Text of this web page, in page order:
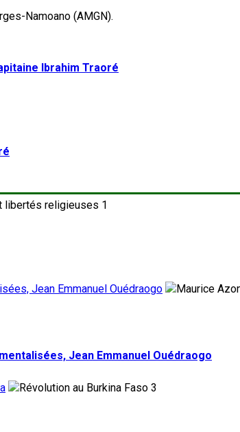
Ibrahim Traoré
1
Jean Emmanuel Ouédraogo
Jean Emmanuel Ouédraogo
3